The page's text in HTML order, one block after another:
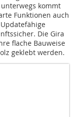
kommt
Funktionen auch
Die Gira
flache Bauweise
geklebt werden.